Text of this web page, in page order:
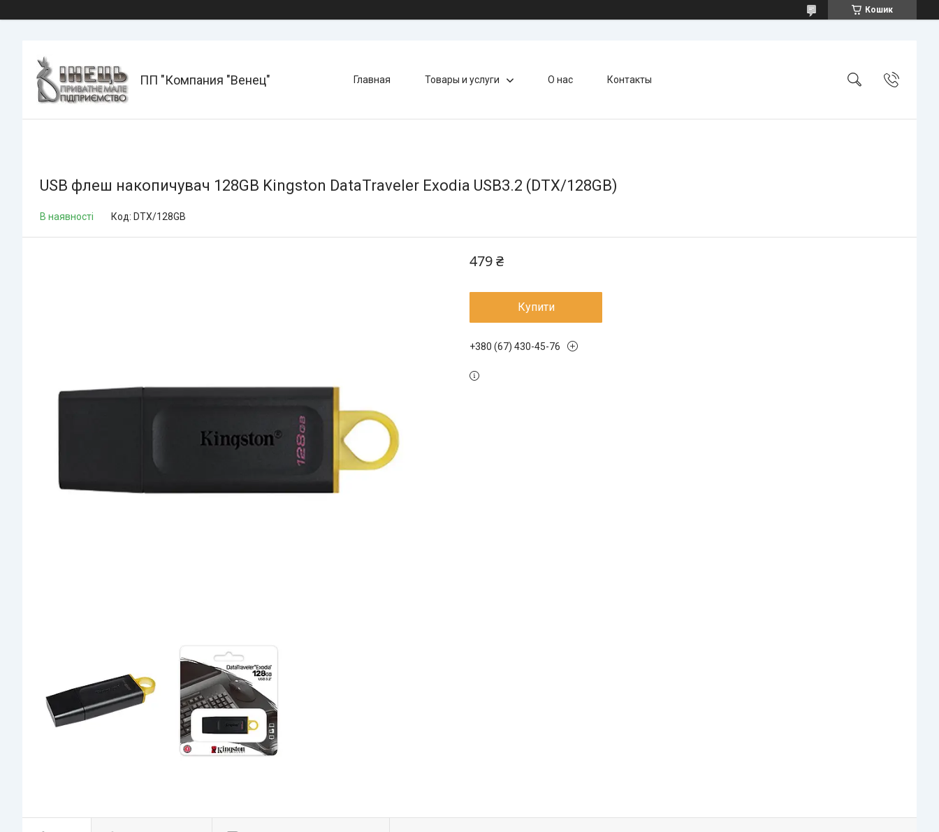
Кошик
ПП "Компания "Венец" Главная Товары и услуги О нас Контакты
USB флеш накопичувач 128GB Kingston DataTraveler Exodia USB3.2 (DTX/128GB)
В наявності Код: DTX/128GB
479 ₴
Купити
+380 (67) 430-45-76